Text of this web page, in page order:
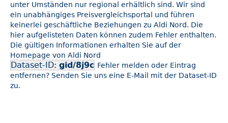
unter Umständen nur regional erhältlich sind. Wir sind
ein unabhängiges Preisvergleichsportal und führen
keinerlei geschäftliche Beziehungen zu Aldi Nord. Die
hier aufgelisteten Daten können zudem Fehler enthalten.
Die gültigen Informationen erhalten Sie auf der
Homepage von Aldi Nord
Dataset-ID: gid/8j9c Fehler melden oder Eintrag
entfernen? Senden Sie uns eine E-Mail mit der Dataset-ID
zu.